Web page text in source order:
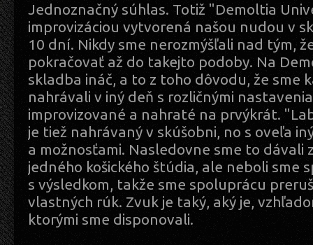
Jednoznačný súhlas. Totiž "Demoltia
improvizáciou vytvorená našou nudou v
10 dní. Nikdy sme nerozmýšľali nad tým,
pokračovať až do takejto podoby. Na
skladba ináč, a to z toho dôvodu, že sme
nahrávali v iný deň s rozličnými
improvizované a nahraté na prvýkrát.
je tiež nahrávaný v skúšobni, no s oveľa
a možnosťami. Nasledovne sme to dávali
jedného košického štúdia, ale neboli sme
s výsledkom, takže sme spoluprácu
vlastných rúk. Zvuk je taký, aký je,
ktorými sme disponovali.